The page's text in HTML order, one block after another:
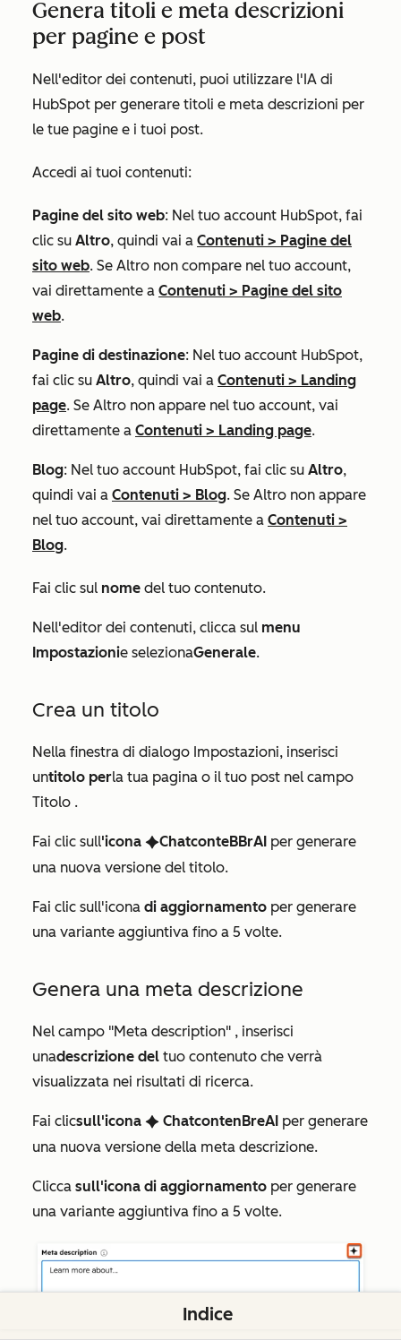
Genera titoli e meta descrizioni
per pagine e post
Nell'editor dei contenuti, puoi utilizzare l'IA di
HubSpot per generare titoli e meta descrizioni per
le tue pagine e i tuoi post.
Accedi ai tuoi contenuti:
Pagine del sito web: Nel tuo account HubSpot, fai
clic su Altro, quindi vai a Contenuti > Pagine del
sito web. Se Altro non compare nel tuo account,
vai direttamente a Contenuti > Pagine del sito
web.
Pagine di destinazione: Nel tuo account HubSpot,
fai clic su Altro, quindi vai a Contenuti > Landing
page. Se Altro non appare nel tuo account, vai
direttamente a Contenuti > Landing page.
Blog: Nel tuo account HubSpot, fai clic su Altro,
quindi vai a Contenuti > Blog. Se Altro non appare
nel tuo account, vai direttamente a Contenuti >
Blog.
Fai clic sul nome del tuo contenuto.
Nell'editor dei contenuti, clicca sul menu
Impostazionie selezionaGenerale.
Crea un titolo
Nella finestra di dialogo Impostazioni, inserisci
untitolo perla tua pagina o il tuo post nel campo
Titolo .
Fai clic sull'icona artificialIntelligenceChatconteBBrAI per generare
una nuova versione del titolo.
Fai clic sull'icona di aggiornamento per generare
una variante aggiuntiva fino a 5 volte.
Genera una meta descrizione
Nel campo "Meta description" , inserisci
unadescrizione del tuo contenuto che verrà
visualizzata nei risultati di ricerca.
Fai clicsull'icona artificialIntelligence ChatcontenBreAI per generare
una nuova versione della meta descrizione.
Clicca sull'icona di aggiornamento per generare
una variante aggiuntiva fino a 5 volte.
Indice